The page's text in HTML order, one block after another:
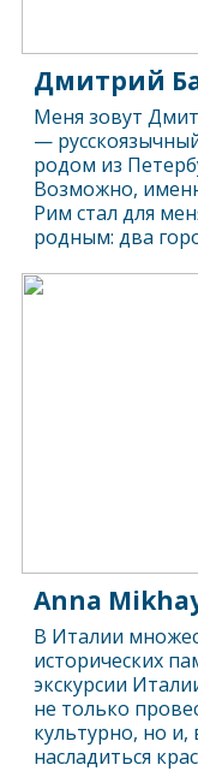
Дмитрий
Меня зовут
—
родом из
Возможно,
Рим стал для
родным: два
Anna
В Италии
исторических
экскурсии
не только
культурно, но
насладиться